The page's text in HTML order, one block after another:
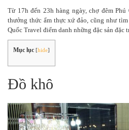
Từ 17h đến 23h hàng ngày, chợ đêm
thưởng thức ẩm thực xứ đảo, cũng như tìm
Quốc Travel điểm danh những đặc sản đặc
Mục lục [hide]
Đồ khô